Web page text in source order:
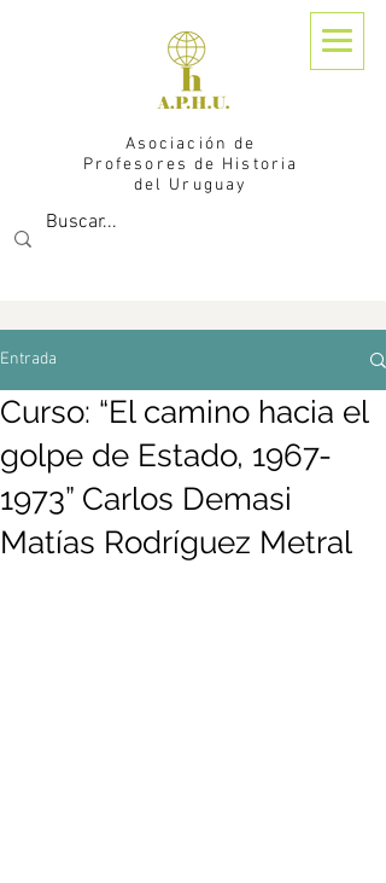
Asociación de
Profesores de Historia
del Uruguay
Entrada
Curso: “El camino hacia el
golpe de Estado, 1967-
1973” Carlos Demasi
Matías Rodríguez Metral